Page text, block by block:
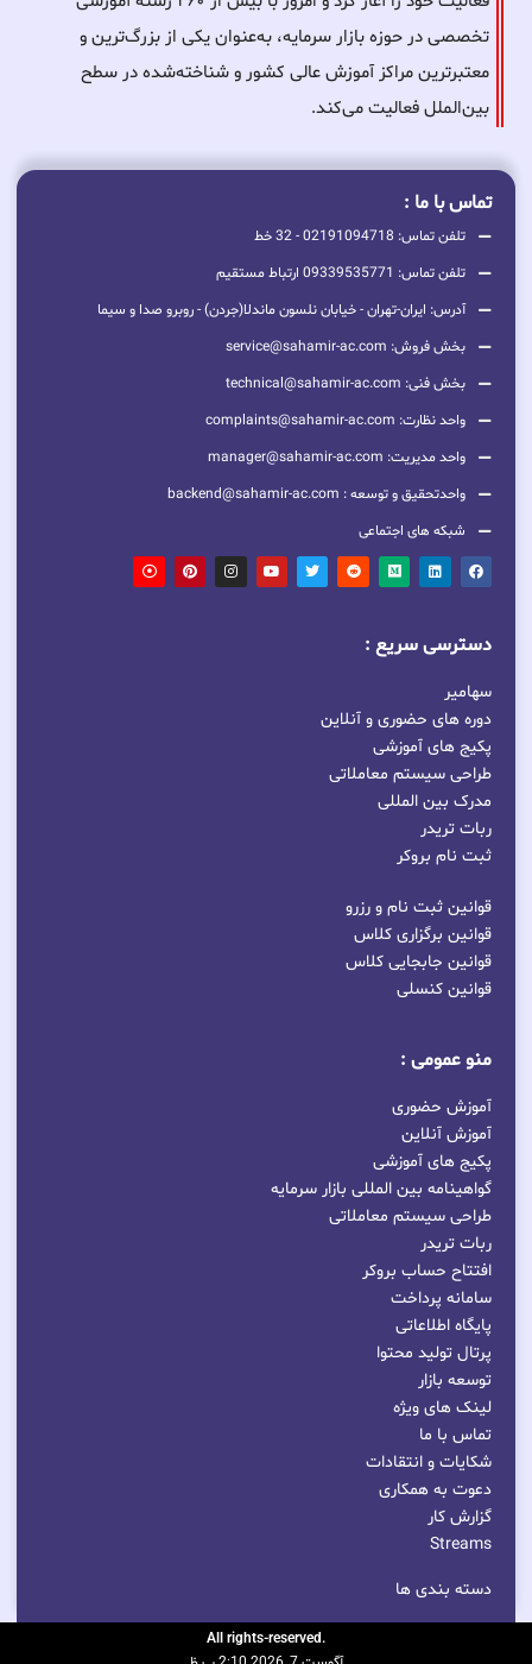
تخصصی در حوزه بازار سرمایه، به‌عنوان یکی از بزرگ‌ترین و
معتبرترین مراکز آموزش عالی کشور و شناخته‌شده در سطح
بین‌الملل فعالیت می‌کند.
تماس با ما :
تلفن تماس: 02191094718 - 32 خط
تلفن تماس: 09339535771 ارتباط مستقیم
آدرس: ایران-تهران - خیابان نلسون ماندلا(جردن) - روبرو صدا و سیما
بخش فروش: service@sahamir-ac.com
بخش فنی: technical@sahamir-ac.com
واحد نظارت: complaints@sahamir-ac.com
واحد مدیریت: manager@sahamir-ac.com
واحدتحقیق و توسعه : backend@sahamir-ac.com
شبکه های اجتماعی
دسترسی سریع :
سهامیر
دوره های حضوری و آنلاین
پکیج های آموزشی
طراحی سیستم معاملاتی
مدرک بین المللی
ربات تریدر
ثبت نام بروکر
قوانین ثبت نام و رزرو
قوانین برگزاری کلاس
قوانین جابجایی کلاس
قوانین کنسلی
منو عمومی :
آموزش حضوری
آموزش آنلاین
پکیج های آموزشی
گواهینامه بین المللی بازار سرمایه
طراحی سیستم معاملاتی
ربات تریدر
افتتاح حساب بروکر
سامانه پرداخت
پایگاه اطلاعاتی
پرتال تولید محتوا
توسعه بازار
لینک های ویژه
تماس با ما
شکایات و انتقادات
دعوت به همکاری
گزارش کار
Streams
دسته بندی ها
.All rights-reserved